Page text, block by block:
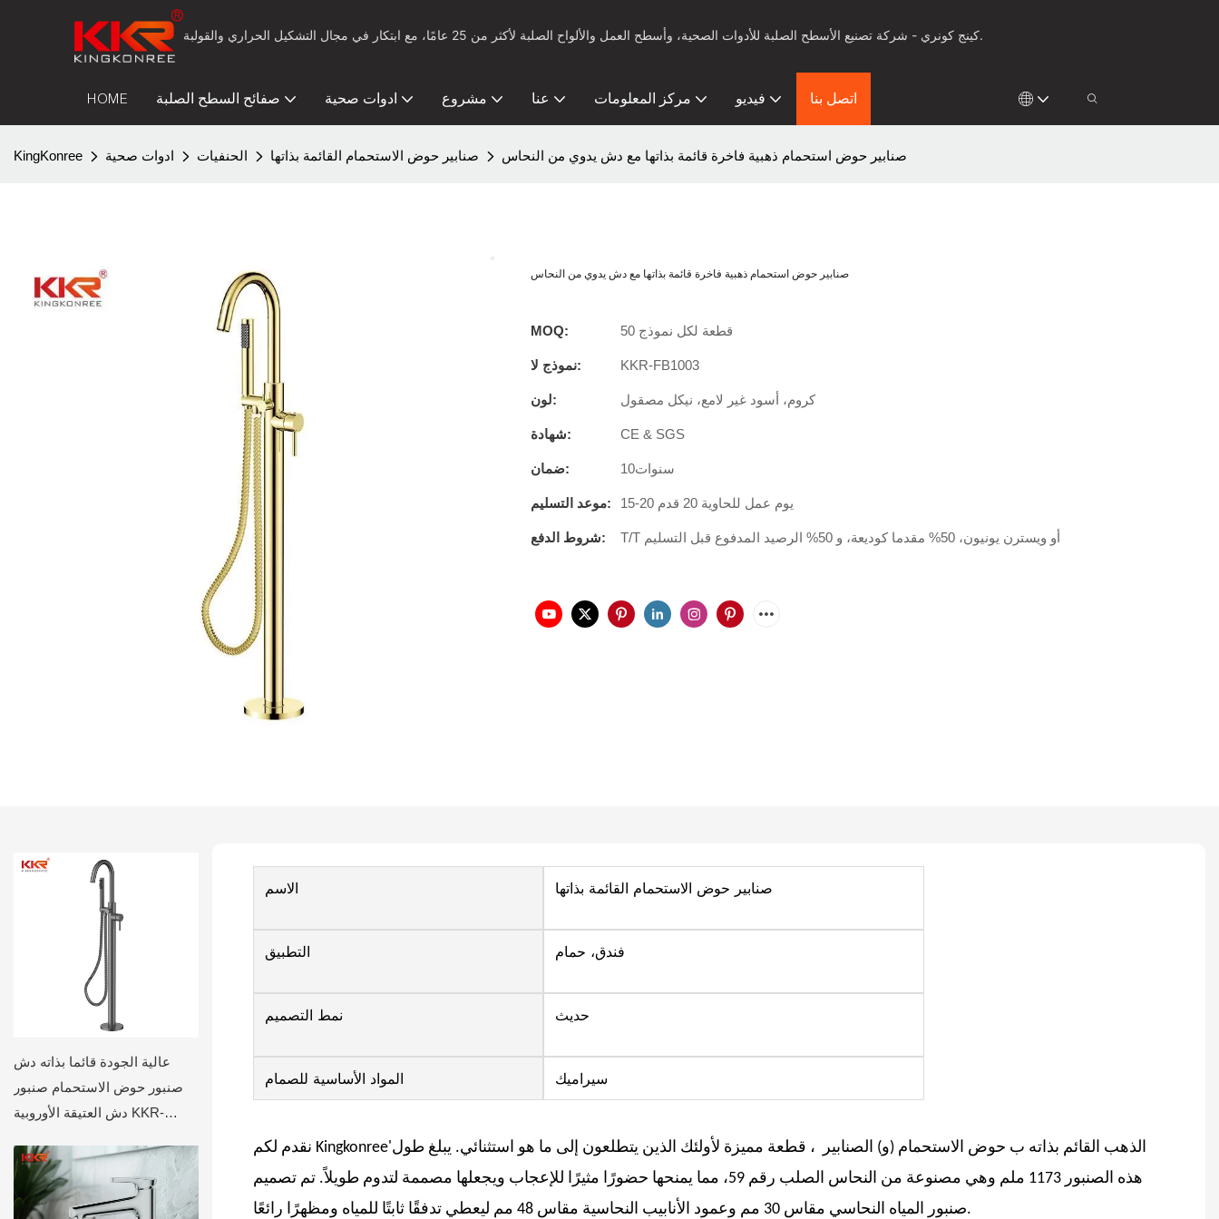
كينج كونري - شركة تصنيع الأسطح الصلبة للأدوات الصحية، وأسطح العمل والألواح الصلبة لأكثر من 25 عامًا، مع ابتكار في مجال التشكيل الحراري والقولبة.
HOME صفائح السطح الصلبة ادوات صحية مشروع عنا مركز المعلومات فيديو اتصل بنا
KingKonree ادوات صحية الحنفيات صنابير حوض الاستحمام القائمة بذاتها صنابير حوض استحمام ذهبية فاخرة قائمة بذاتها مع دش يدوي من النحاس
صنابير حوض استحمام ذهبية فاخرة قائمة بذاتها مع دش يدوي من النحاس
MOQ: 50 قطعة لكل نموذج
نموذج لا: KKR-FB1003
لون: كروم، أسود غير لامع، نيكل مصقول
شهادة: CE & SGS
ضمان: سنوات10
موعد التسليم: 15-20 يوم عمل للحاوية 20 قدم
شروط الدفع: T/T أو ويسترن يونيون، 50% مقدما كوديعة، و 50% الرصيد المدفوع قبل التسليم
عالية الجودة قائما بذاته دش
صنبور حوض الاستحمام صنبور
دش العتيقة الأوروبية KKR-
الاسم صنابير حوض الاستحمام القائمة بذاتها
التطبيق فندق، حمام
نمط التصميم حديث
المواد الأساسية للصمام سيراميك
نقدم لكم Kingkonree'الذهب القائم بذاته ب حوض الاستحمام (و) الصنابير
، قطعة مميزة لأولئك الذين يتطلعون إلى ما هو استثنائي. يبلغ طول
هذه الصنبور 1173 ملم وهي مصنوعة من النحاس الصلب رقم 59، مما يمنحها حضورًا مثيرًا للإعجاب ويجعلها مصممة لتدوم طويلاً. تم تصميم
صنبور المياه النحاسي مقاس 30 مم وعمود الأنابيب النحاسية مقاس 48 مم ليعطي تدفقًا ثابتًا للمياه ومظهرًا رائعًا.